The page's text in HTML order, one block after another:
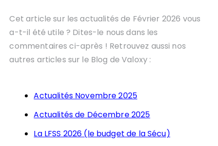
Cet article sur les actualités de Février 2026 vous
a-t-il été utile ? Dites-le nous dans les
commentaires ci-après ! Retrouvez aussi nos
autres articles sur le Blog de Valoxy :
Actualités Novembre 2025
Actualités de Décembre 2025
La LFSS 2026 (le budget de la Sécu)